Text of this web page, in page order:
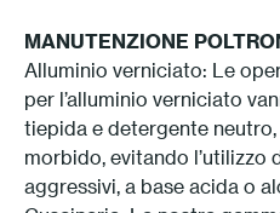
Contatti
Press
Professionisti
MANUTENZIONE
Alluminio verniciato: Le
per l’alluminio verniciato
tiepida e detergente
morbido, evitando l’utilizzo
aggressivi, a base acida o